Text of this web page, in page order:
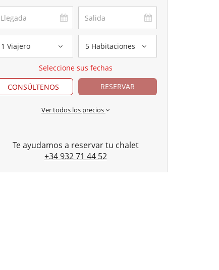
1 Viajero 5 Habitaciones
Seleccione sus fechas
CONSÚLTENOS
RESERVAR
Ver todos los precios
Te ayudamos a reservar tu chalet
+34 932 71 44 52